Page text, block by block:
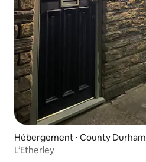
Hébergement ⋅ County Durham
L’Etherley